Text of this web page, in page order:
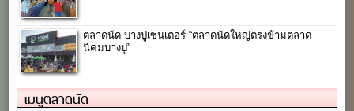
ตลาดนัด บางปูเซนเตอร์ “ตลาดนัดใหญ่ตรงข้ามตลาด
นิคมบางปู”
เมนูตลาดนัด